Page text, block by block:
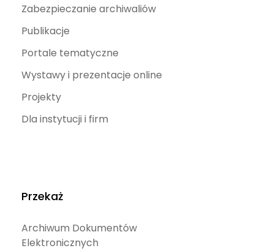
Zabezpieczanie archiwaliów
Publikacje
Portale tematyczne
Wystawy i prezentacje online
Projekty
Dla instytucji i firm
Przekaż
Archiwum Dokumentów
Elektronicznych